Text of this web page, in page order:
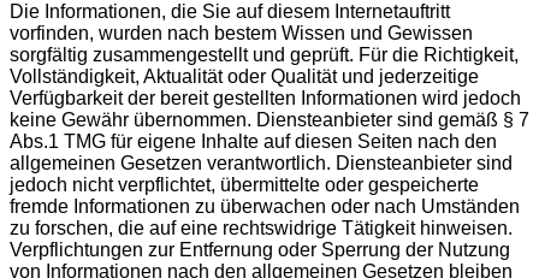
Die Informationen, die Sie auf diesem Internetauftritt
vorfinden, wurden nach bestem Wissen und Gewissen
sorgfältig zusammengestellt und geprüft. Für die Richtigkeit,
Vollständigkeit, Aktualität oder Qualität und jederzeitige
Verfügbarkeit der bereit gestellten Informationen wird jedoch
keine Gewähr übernommen. Diensteanbieter sind gemäß § 7
Abs.1 TMG für eigene Inhalte auf diesen Seiten nach den
allgemeinen Gesetzen verantwortlich. Diensteanbieter sind
jedoch nicht verpflichtet, übermittelte oder gespeicherte
fremde Informationen zu überwachen oder nach Umständen
zu forschen, die auf eine rechtswidrige Tätigkeit hinweisen.
Verpflichtungen zur Entfernung oder Sperrung der Nutzung
von Informationen nach den allgemeinen Gesetzen bleiben